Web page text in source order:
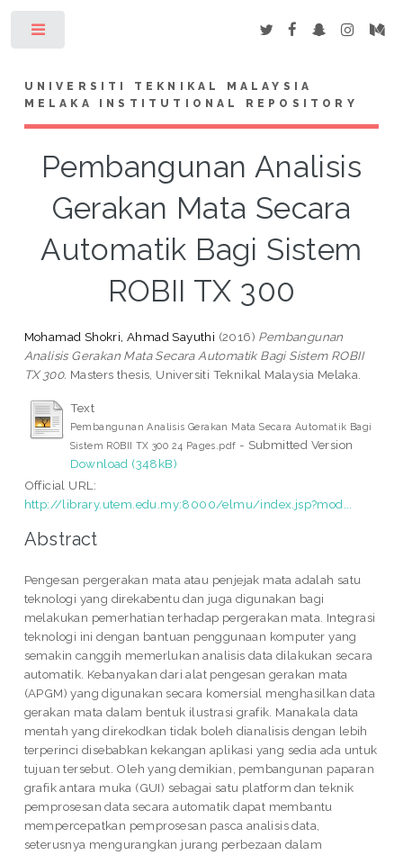
UNIVERSITI TEKNIKAL MALAYSIA
MELAKA INSTITUTIONAL REPOSITORY
Pembangunan Analisis
Gerakan Mata Secara
Automatik Bagi Sistem
ROBII TX 300
Mohamad Shokri, Ahmad Sayuthi (2016) Pembangunan
Analisis Gerakan Mata Secara Automatik Bagi Sistem ROBII
TX 300. Masters thesis, Universiti Teknikal Malaysia Melaka.
Text
Pembangunan Analisis Gerakan Mata Secara Automatik Bagi
Sistem ROBII TX 300 24 Pages.pdf - Submitted Version
Download (348kB)
Official URL:
http://library.utem.edu.my:8000/elmu/index.jsp?mod...
Abstract
Pengesan pergerakan mata atau penjejak mata adalah satu
teknologi yang direkabentu dan juga digunakan bagi
melakukan pemerhatian terhadap pergerakan mata. Integrasi
teknologi ini dengan bantuan penggunaan komputer yang
semakin canggih memerlukan analisis data dilakukan secara
automatik. Kebanyakan dari alat pengesan gerakan mata
(APGM) yang digunakan secara komersial menghasilkan data
gerakan mata dalam bentuk ilustrasi grafik. Manakala data
mentah yang direkodkan tidak boleh dianalisis dengan lebih
terperinci disebabkan kekangan aplikasi yang sedia ada untuk
tujuan tersebut. Oleh yang demikian, pembangunan paparan
grafik antara muka (GUI) sebagai satu platform dan teknik
pemprosesan data secara automatik dapat membantu
mempercepatkan pemprosesan pasca analisis data,
seterusnya mengurangkan jurang perbezaan dalam